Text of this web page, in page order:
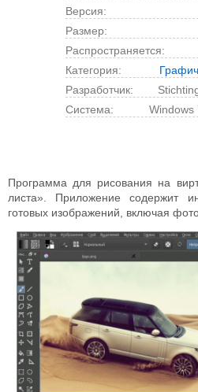
Версия:
Размер:
Распространяется:
Категория:
Разработчик:
Cистема:
Windows
Программа для рисования на
листа». Приложение содержит
готовых изображений, включая